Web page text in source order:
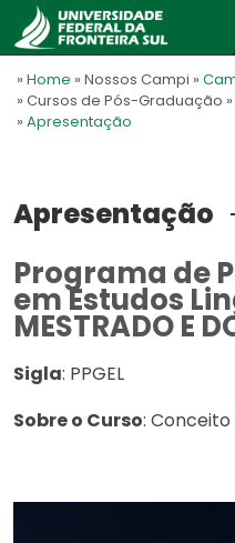
» Home » Nossos Campi »
» Cursos de Pós-Graduação
» Apresentação
Apresentação
Programa de
em Estudos
MESTRADO E
Sigla: PPGEL
Sobre o Curso: Conceito